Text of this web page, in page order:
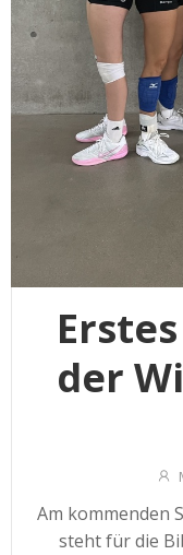
der
Am kommenden
steht für die